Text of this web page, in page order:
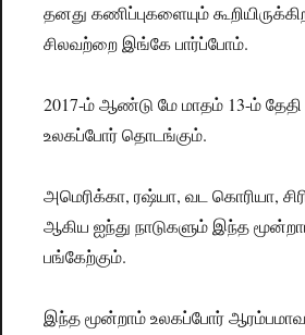
தனது கணிப்புகளையும்
சிலவற்றை இங்கே பார்ப்போம்.
2017-ம் ஆண்டு மே மாதம் 13-ம்
உலகப்போர் தொடங்கும்.
அமெரிக்கா, ரஷ்யா, வட கொரியா,
ஆகிய ஐந்து நாடுகளும் இந்த
பங்கேற்கும்.
இந்த மூன்றாம் உலகப்போர்